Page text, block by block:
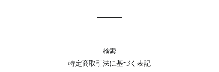
検索
特定商取引法に基づく表記